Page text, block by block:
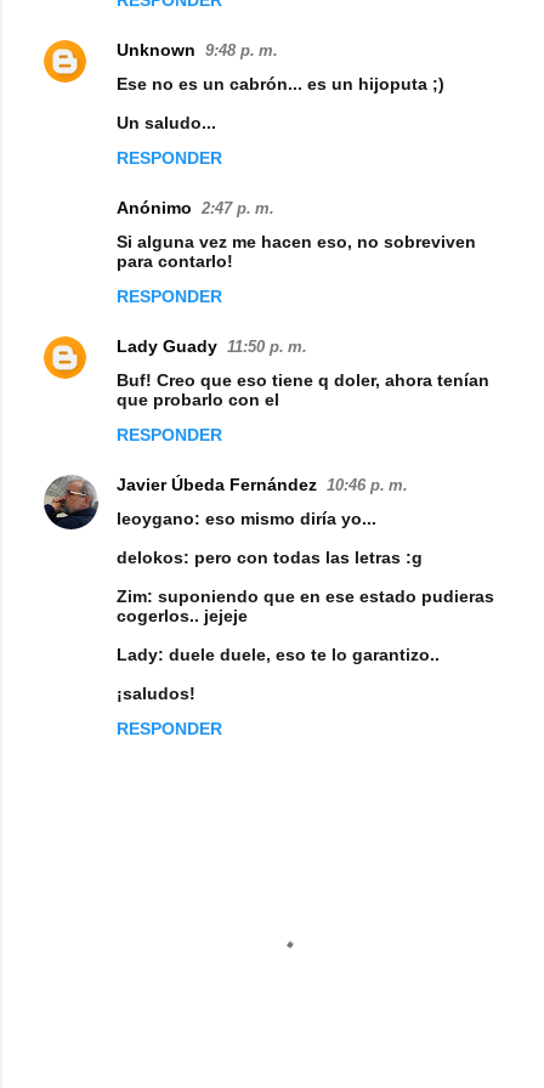
e
n
Unknown 9:48 p. m.
Ese no es un cabrón... es un hijoputa ;)
Un saludo...
RESPONDER
Anónimo 2:47 p. m.
Si alguna vez me hacen eso, no sobreviven
para contarlo!
RESPONDER
Lady Guady 11:50 p. m.
Buf! Creo que eso tiene q doler, ahora tenían
que probarlo con el
RESPONDER
Javier Úbeda Fernández 10:46 p. m.
leoygano: eso mismo diría yo...
delokos: pero con todas las letras :g
Zim: suponiendo que en ese estado pudieras
cogerlos.. jejeje
Lady: duele duele, eso te lo garantizo..
¡saludos!
RESPONDER